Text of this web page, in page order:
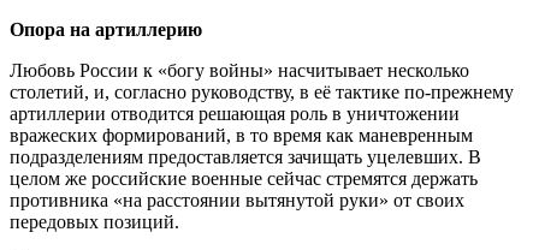
Опора на артиллерию
Любовь России к «богу войны» насчитывает несколько
столетий, и, согласно руководству, в её тактике по-прежнему
артиллерии отводится решающая роль в уничтожении
вражеских формирований, в то время как маневренным
подразделениям предоставляется зачищать уцелевших. В
целом же российские военные сейчас стремятся держать
противника «на расстоянии вытянутой руки» от своих
передовых позиций.